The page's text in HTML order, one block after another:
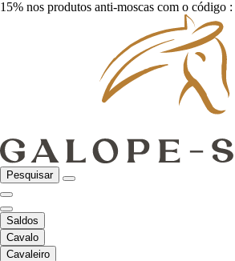
15% nos produtos anti-moscas com o código :
Pesquisar
Saldos
Cavalo
Cavaleiro